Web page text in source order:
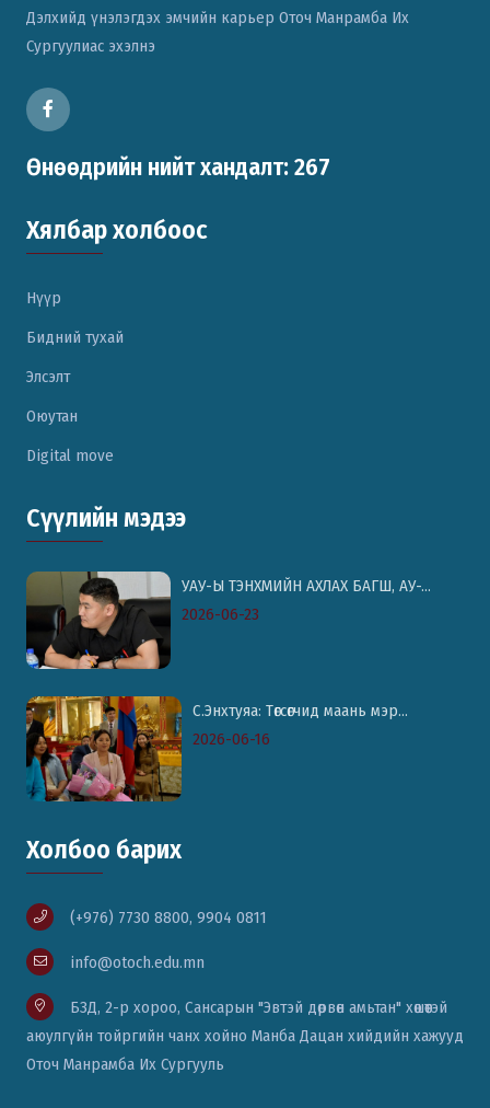
Дэлхийд үнэлэгдэх эмчийн карьер Оточ Манрамба Их
Сургуулиас эхэлнэ
Өнөөдрийн нийт хандалт: 267
Хялбар холбоос
Нүүр
Бидний тухай
Элсэлт
Оюутан
Digital move
Сүүлийн мэдээ
УАУ-Ы ТЭНХМИЙН АХЛАХ БАГШ, АУ-...
2026-06-23
С.Энхтуяа: Төгсөгчид маань мэр...
2026-06-16
Холбоо барих
(+976) 7730 8800, 9904 0811
info@otoch.edu.mn
БЗД, 2-р хороо, Сансарын "Эвтэй дөрвөн амьтан" хөшөөтэй
аюулгүйн тойргийн чанх хойно Манба Дацан хийдийн хажууд
Оточ Манрамба Их Сургууль